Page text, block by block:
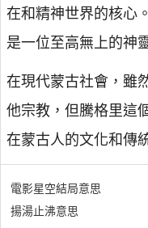
在和精神世界的核心
是一位至高無上的神
在現代蒙古社會，雖
他宗教，但騰格里這
在蒙古人的文化和傳
電影星空結局意思
揚湯止沸意思